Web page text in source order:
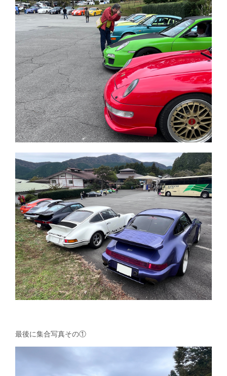
最後に集合写真その①